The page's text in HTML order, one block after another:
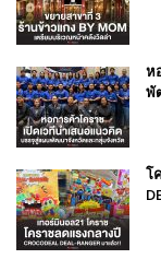
ห
พั
โ